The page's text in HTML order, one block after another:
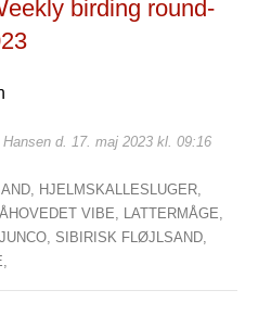
birding round-
d. 17. maj 2023 kl. 09:16
HJELMSKALLESLUGER,
VIBE, LATTERMÅGE,
SIBIRISK FLØJLSAND,